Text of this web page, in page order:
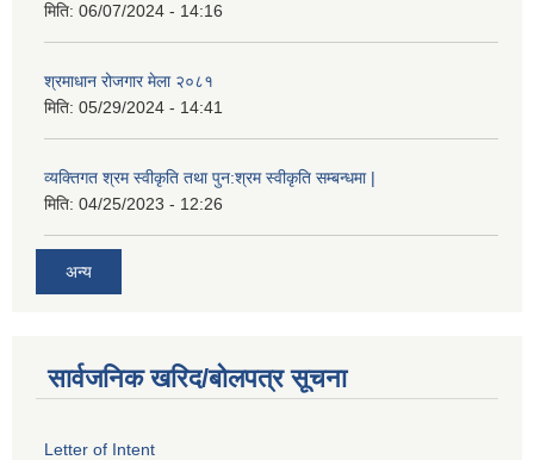
मिति: 06/07/2024 - 14:16
श्रमाधान रोजगार मेला २०८१
मिति: 05/29/2024 - 14:41
व्यक्तिगत श्रम स्वीकृति तथा पुन:श्रम स्वीकृति सम्बन्धमा |
मिति: 04/25/2023 - 12:26
अन्य
सार्वजनिक खरिद/बोलपत्र सूचना
Letter of Intent